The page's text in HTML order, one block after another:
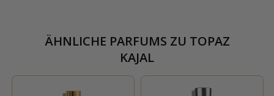
ÄHNLICHE PARFUMS ZU TOPAZ
KAJAL